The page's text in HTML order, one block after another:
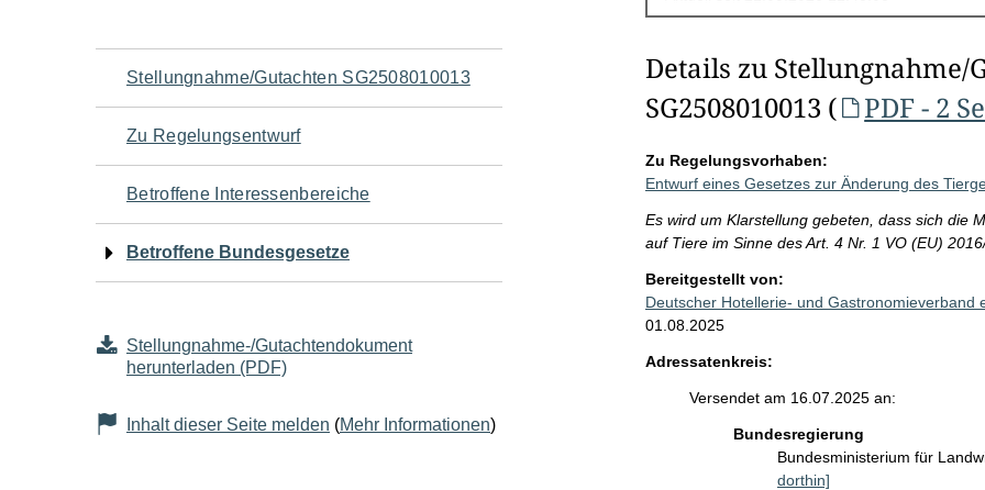
Navigation
für
den
Seiteninhalt
Stellungnahme/Gutachten SG2508010013
Zu Regelungsentwurf
Betroffene Interessenbereiche
Betroffene Bundesgesetze
Stellungnahme-/Gutachtendokument
herunterladen (PDF)
Inhalt dieser Seite melden (Mehr Informationen)
Details zu Stellungnahme/
SG2508010013 (
PDF - 2
Zu Regelungsvorhaben:
Entwurf eines Gesetzes zur Änderung des
Es wird um Klarstellung gebeten, dass sich die
auf Tiere im Sinne des Art. 4 Nr. 1 VO (EU)
Bereitgestellt von:
Deutscher Hotellerie- und Gastronomieverband
01.08.2025
Adressatenkreis:
Versendet am 16.07.2025 an:
Bundesregierung
Bundesministerium für
dorthin]